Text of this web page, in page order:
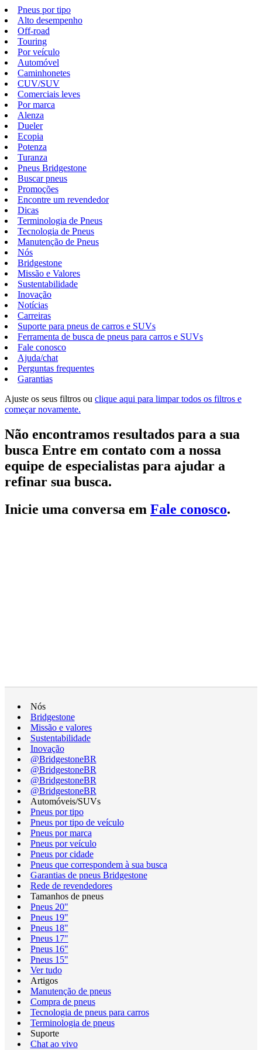
Pneus por tipo
Alto desempenho
Off-road
Touring
Por veículo
Automóvel
Caminhonetes
CUV/SUV
Comerciais leves
Por marca
Alenza
Dueler
Ecopia
Potenza
Turanza
Pneus Bridgestone
Buscar pneus
Promoções
Encontre um revendedor
Dicas
Terminologia de Pneus
Tecnologia de Pneus
Manutenção de Pneus
Nós
Bridgestone
Missão e Valores
Sustentabilidade
Inovação
Notícias
Carreiras
Suporte para pneus de carros e SUVs
Ferramenta de busca de pneus para carros e SUVs
Fale conosco
Ajuda/chat
Perguntas frequentes
Garantias
Ajuste os seus filtros ou clique aqui para limpar todos os filtros e
começar novamente.
Não encontramos resultados para a sua
busca Entre em contato com a nossa
equipe de especialistas para ajudar a
refinar sua busca.
Inicie uma conversa em Fale conosco.
Nós
Bridgestone
Missão e valores
Sustentabilidade
Inovação
@BridgestoneBR
@BridgestoneBR
@BridgestoneBR
@BridgestoneBR
Automóveis/SUVs
Pneus por tipo
Pneus por tipo de veículo
Pneus por marca
Pneus por veículo
Pneus por cidade
Pneus que correspondem à sua busca
Garantias de pneus Bridgestone
Rede de revendedores
Tamanhos de pneus
Pneus 20"
Pneus 19"
Pneus 18"
Pneus 17"
Pneus 16"
Pneus 15"
Ver tudo
Artigos
Manutenção de pneus
Compra de pneus
Tecnologia de pneus para carros
Terminologia de pneus
Suporte
Chat ao vivo